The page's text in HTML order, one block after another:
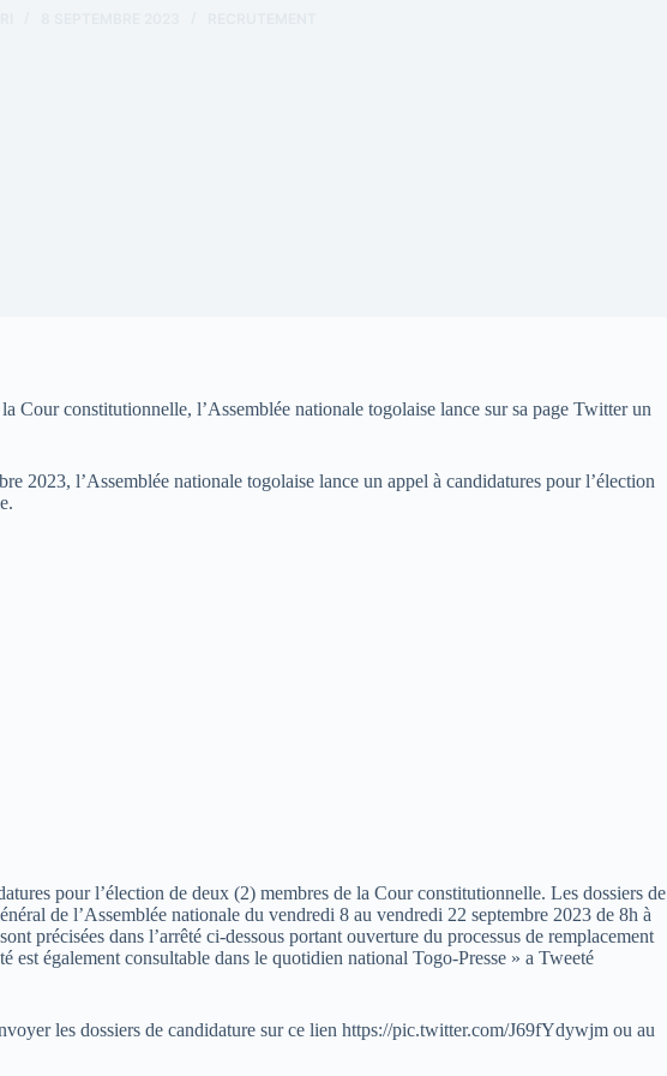
Cour constitutionnelle, l’Assemblée nationale togolaise lance sur sa page Twitter un
2023, l’Assemblée nationale togolaise lance un appel à candidatures pour l’élection
pour l’élection de deux (2) membres de la Cour constitutionnelle. Les dossiers de
de l’Assemblée nationale du vendredi 8 au vendredi 22 septembre 2023 de 8h à
précisées dans l’arrêté ci-dessous portant ouverture du processus de remplacement
est également consultable dans le quotidien national Togo-Presse » a Tweeté
les dossiers de candidature sur ce lien https://pic.twitter.com/J69fYdywjm ou au